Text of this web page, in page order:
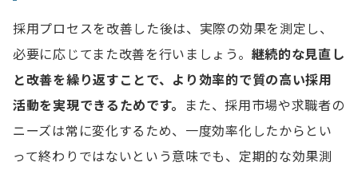
採用プロセスを改善した後は、実際の効果を測定し、
必要に応じてまた改善を行いましょう。 継続的な見直し
と改善を繰り返すことで、より効率的で質の高い採用
活動を実現できるためです。
また、採用市場や求職者の
ニーズは常に変化するため、一度効率化したからとい
って終わりではないという意味でも、定期的な効果測